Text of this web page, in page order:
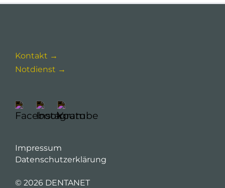
Kontakt →
Notdienst →
Impressum
Datenschutzerklärung
© 2026 DENTANET